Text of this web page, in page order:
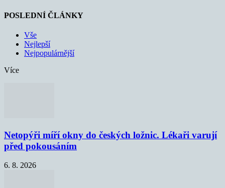
POSLEDNÍ ČLÁNKY
Vše
Nejlepší
Nejpopulárnější
Více
Netopýři míří okny do českých ložnic. Lékaři varují
před pokousáním
6. 8. 2026